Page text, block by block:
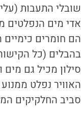
אדי מים הנפלטים
הם חומרים
סילון מכיל גם
האוויר נפלט
סביב החלקיקים